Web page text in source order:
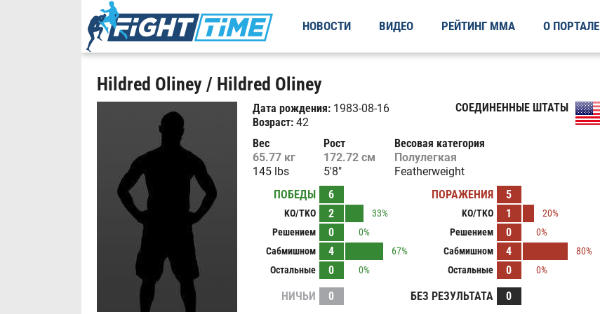
НОВОСТИ ВИДЕО РЕЙТИНГ ММА О ПОРТАЛЕ
Hildred Oliney / Hildred Oliney
Дата рождения:1983-08-16
Возраст:42
СОЕДИНЕННЫЕ ШТАТЫ
Вес
65.77 кг
145 lbs
Рост
172.72 см
5'8"
Весовая категория
Полулегкая
Featherweight
ПОБЕДЫ
6
KO/TKO 2
33%
Решением
0
0%
Сабмишном
4
67%
Остальные
0 0%
ПОРАЖЕНИЯ 5
KO/TKO 1
20%
Решением
0
0%
Сабмишном
4
80%
Остальные
0 0%
НИЧЬИ 0 БЕЗ РЕЗУЛЬТАТА 0